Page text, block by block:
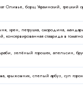
Оливье, борщ Украинский, грецкий
хрен, петрушка, смородина,
ставрида в
зелёный горошек, апельсин,
крыжовник, спелый арбуз, суп